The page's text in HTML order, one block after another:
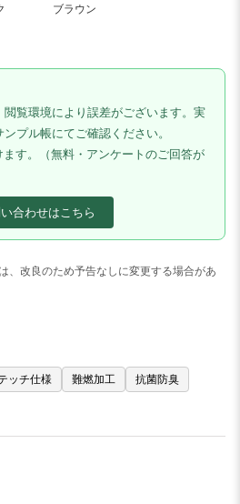
ブラウン
覧環境により誤差がございます。実
プル帳にてご確認ください。
す。（無料・アンケートのご回答が
合わせはこちら
、改良のため予告なしに変更する場合があ
ッチ仕様 難燃加工
抗菌防臭